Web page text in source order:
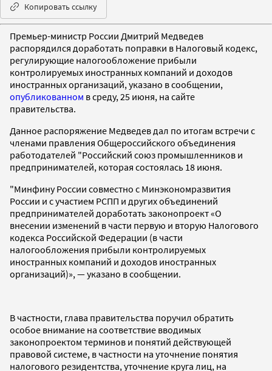
Копировать ссылку
Премьер-министр России Дмитрий Медведев
распорядился доработать поправки в Налоговый кодекс,
регулирующие налогообложение прибыли
контролируемых иностранных компаний и доходов
иностранных организаций, указано в сообщении,
опубликованном в среду, 25 июня, на сайте
правительства.
Данное распоряжение Медведев дал по итогам встречи с
членами правления Общероссийского объединения
работодателей "Российский союз промышленников и
предпринимателей, которая состоялась 18 июня.
"Минфину России совместно с Минэкономразвития
России и с участием РСПП и других объединений
предпринимателей доработать законопроект «О
внесении изменений в части первую и вторую Налогового
кодекса Российской Федерации (в части
налогообложения прибыли контролируемых
иностранных компаний и доходов иностранных
организаций)», — указано в сообщении.
В частности, глава правительства поручил обратить
особое внимание на соответствие вводимых
законопроектом терминов и понятий действующей
правовой системе, в частности на уточнение понятия
налогового резидентства, уточнение круга лиц, на